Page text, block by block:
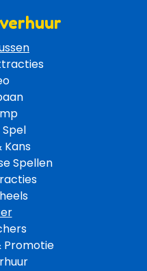
Kans
Spellen
Promotie